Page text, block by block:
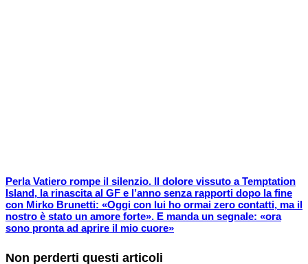
Perla Vatiero rompe il silenzio. Il dolore vissuto a Temptation
Island, la rinascita al GF e l’anno senza rapporti dopo la fine
con Mirko Brunetti: «Oggi con lui ho ormai zero contatti, ma il
nostro è stato un amore forte». E manda un segnale: «ora
sono pronta ad aprire il mio cuore»
Non perderti questi articoli